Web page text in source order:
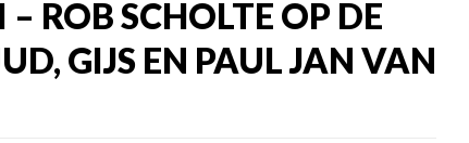
ROB SCHOLTE OP DE
GIJS EN PAUL JAN VAN